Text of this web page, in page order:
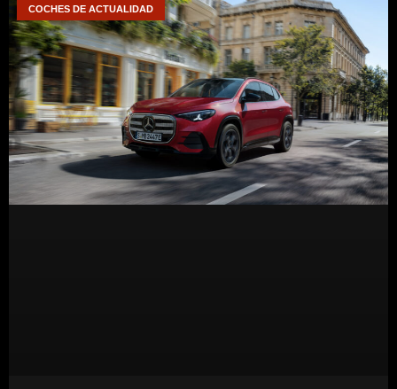
COCHES DE ACTUALIDAD